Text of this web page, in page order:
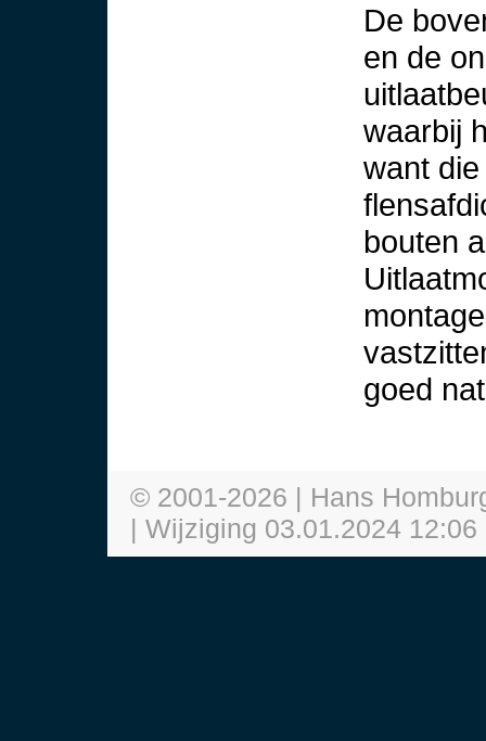
De
en de
waarbij
want
bouten
goed
© 2001-2026 | Hans
| Wijziging 03.01.2024 12:06